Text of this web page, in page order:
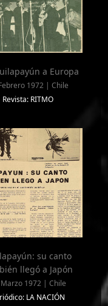
a Europa
1972 | Chile
Revista: RITMO
su canto
llegó a Japón
1972 | Chile
LA NACIÓN